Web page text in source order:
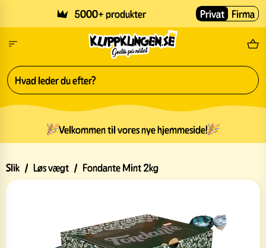
5000+ produkter Privat Firma
Velkommen til vores nye hjemmeside!
Slik / Løs vægt / Fondante Mint 2kg